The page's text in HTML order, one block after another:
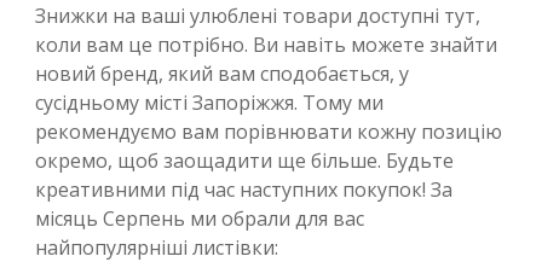
Знижки на ваші улюблені товари доступні тут,
коли вам це потрібно. Ви навіть можете знайти
новий бренд, який вам сподобається, у
сусідньому місті Запоріжжя. Тому ми
рекомендуємо вам порівнювати кожну позицію
окремо, щоб заощадити ще більше. Будьте
креативними під час наступних покупок! За
місяць Серпень ми обрали для вас
найпопулярніші листівки: